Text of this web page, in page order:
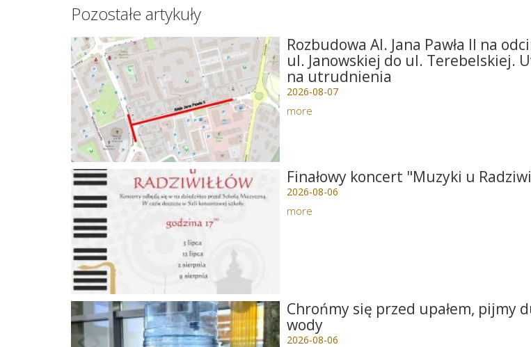
Pozostałe artykuły
Rozbudowa Al. Jana Pawła II na
ul. Janowskiej do ul. Terebelskiej.
na utrudnienia
2026-08-07
more
Finałowy koncert "Muzyki u
2026-08-06
more
Chrońmy się przed upałem, pijmy
wody
2026-08-06